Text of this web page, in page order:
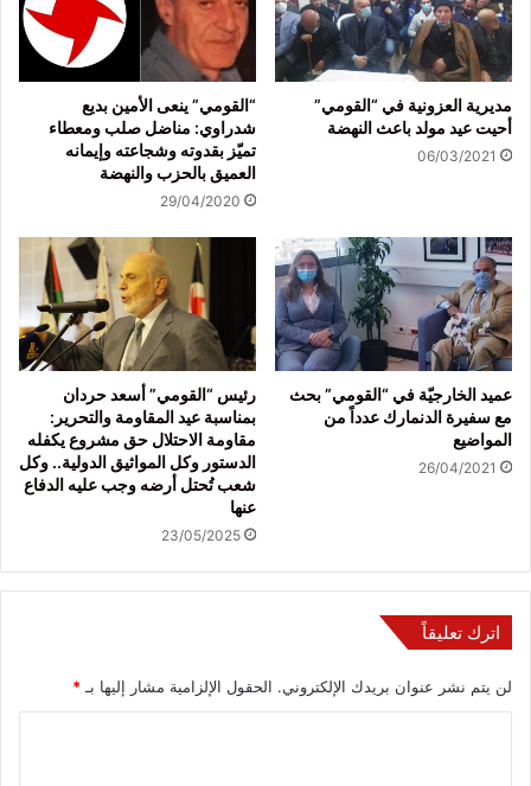
مديرية العزونية في “القومي”
أحيت عيد مولد باعث النهضة
06/03/2021
“القومي” ينعى الأمين بديع
شدراوي: مناضل صلب ومعطاء
تميّز بقدوته وشجاعته وإيمانه
العميق بالحزب والنهضة
29/04/2020
عميد الخارجيّة في “القومي” بحث
مع سفيرة الدنمارك عدداً من
المواضيع
26/04/2021
رئيس “القومي” أسعد حردان
بمناسبة عيد المقاومة والتحرير:
مقاومة الاحتلال حق مشروع يكفله
الدستور وكل المواثيق الدولية.. وكل
شعب تُحتل أرضه وجب عليه الدفاع
عنها
23/05/2025
اترك تعليقاً
لن يتم نشر عنوان بريدك الإلكتروني. الحقول الإلزامية مشار إليها بـ *